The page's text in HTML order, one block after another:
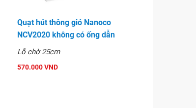
Quạt hút thông gió Nanoco
NCV2020 không có ống dẫn
Lỗ chờ 25cm
570.000 VND